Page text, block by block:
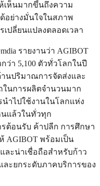
เห็นมากขึ้นถึงความ
อย่างมั่นใจในสภาพ
ปลี่ยนแปลงตลอดเวลา
รายงานว่า AGIBOT
า 5,100 ตัวทั่วโลกในปี
นปริมาณการจัดส่งและ
นการผลิตจำนวนมาก
ำไปใช้งานในโลกแห่ง
นแล้วในทั่วทุก
ต้อนรับ ค้าปลีก การศึกษา
AGIBOT พร้อมเป็น
ละน่าเชื่อถือสำหรับก้าว
ละยกระดับภาคบริการของ